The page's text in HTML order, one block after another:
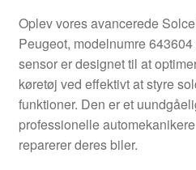
Klageprocedure
Kontakte
Kurv
Oplev vores avancerede
Peugeot, modelnumre
sensor er designet til at
køretøj ved effektivt at styre
funktioner. Den er et
professionelle
reparerer deres biler.